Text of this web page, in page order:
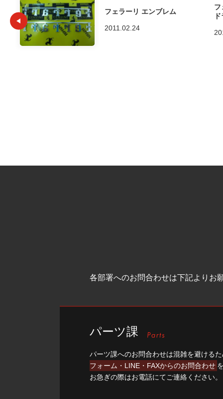
フェラーリ エンブレム
2011.02.24
各部署へのお問合わせは下記よりお
パーツ課
パーツ課へのお問合わせは混雑を避ける
フォーム・LINE・FAXからのお問合わせ
お急ぎの際はお電話にてご連絡ください。